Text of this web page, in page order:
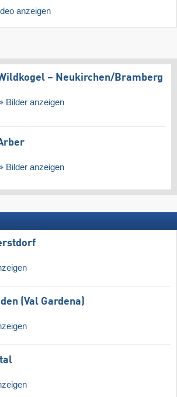
anzeigen
– Neukirchen/​Bramberg
Bilder anzeigen
Bilder anzeigen
(Val Gardena)